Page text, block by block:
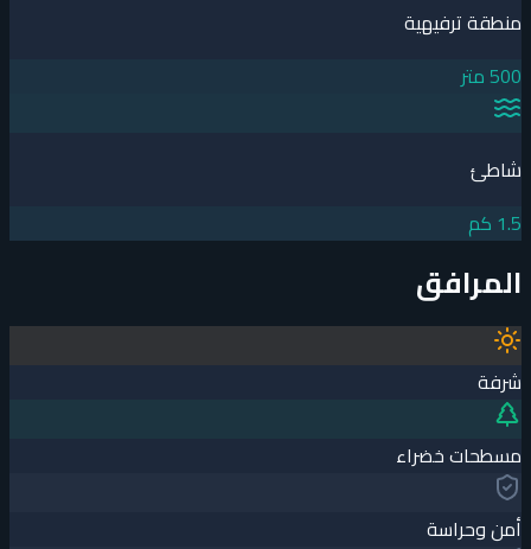
منطقة ترفيهية
500 متر
شاطئ
1.5 كم
المرافق
شرفة
مسطحات خضراء
أمن وحراسة